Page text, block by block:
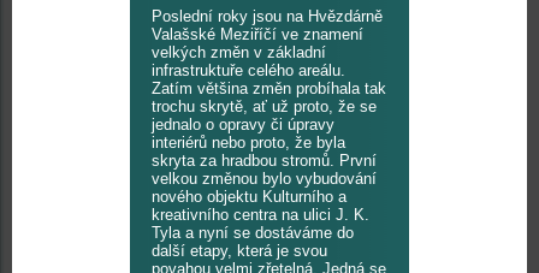
Poslední roky jsou na Hvězdárně
Valašské Meziříčí ve znamení
velkých změn v základní
infrastruktuře celého areálu.
Zatím většina změn probíhala tak
trochu skrytě, ať už proto, že se
jednalo o opravy či úpravy
interiérů nebo proto, že byla
skryta za hradbou stromů. První
velkou změnou bylo vybudování
nového objektu Kulturního a
kreativního centra na ulici J. K.
Tyla a nyní se dostáváme do
další etapy, která je svou
povahou velmi zřetelná. Jedná se